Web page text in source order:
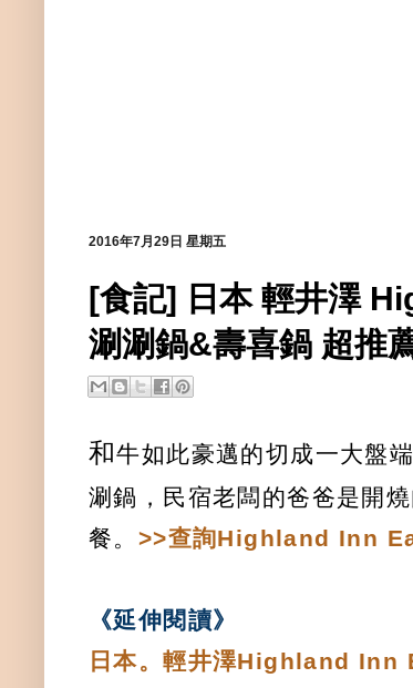
2016年7月29日 星期五
[食記] 日本 輕井澤
涮涮鍋&壽喜鍋 超推
和牛如此豪邁的切成一大盤
涮鍋，民宿老闆的爸爸是開
餐。 >>查詢Highland Inn
《延伸閱讀》
日本。輕井澤Highland Inn